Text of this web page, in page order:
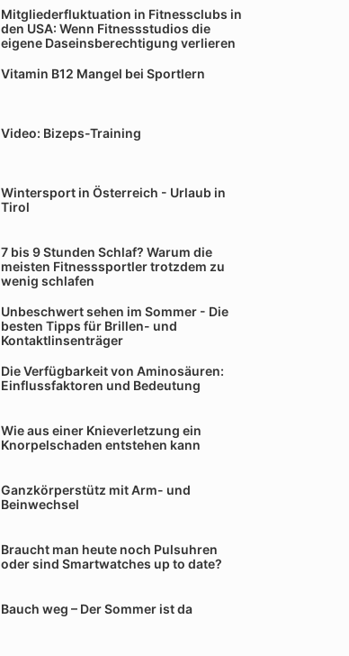
Mitgliederfluktuation in Fitnessclubs in
den USA: Wenn Fitnessstudios die
eigene Daseinsberechtigung verlieren
Vitamin B12 Mangel bei Sportlern
Video: Bizeps-Training
Wintersport in Österreich - Urlaub in
Tirol
7 bis 9 Stunden Schlaf? Warum die
meisten Fitnesssportler trotzdem zu
wenig schlafen
Unbeschwert sehen im Sommer - Die
besten Tipps für Brillen- und
Kontaktlinsenträger
Die Verfügbarkeit von Aminosäuren:
Einflussfaktoren und Bedeutung
Wie aus einer Knieverletzung ein
Knorpelschaden entstehen kann
Ganzkörperstütz mit Arm- und
Beinwechsel
Braucht man heute noch Pulsuhren
oder sind Smartwatches up to date?
Bauch weg – Der Sommer ist da